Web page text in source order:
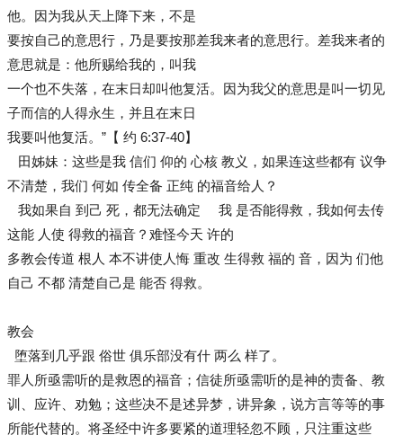
他。因为我从天上降下来，不是
要按⾃⼰的意思⾏，乃是要按那差我来者的意思⾏。差我来者的
意思就是：他所赐给我的，叫我
⼀个也不失落，在末⽇却叫他复活。因为我⽗的意思是叫⼀切⻅
⼦⽽信的⼈得永⽣，并且在末⽇
我要叫他复活。”【 约 6:37-40】
田姊妹：这些是我 信们 仰的 ⼼核 教义，如果连这些都有 议争
不清楚，我们 何如 传全备 正纯 的福⾳给⼈？
我如果⾃ 到⼰ 死，都⽆法确定 我 是否能得救，我如何去传
这能 ⼈使 得救的福⾳？难怪今天 许的
多教会传道 根⼈ 本不讲使⼈悔 重改 ⽣得救 福的 ⾳，因为 们他
⾃⼰ 不都 清楚⾃⼰是 能否 得救。
教会
堕落到⼏乎跟 俗世 俱乐部没有什 两么 样了。
罪人所亟需听的是救恩的福音；信徒所亟需听的是神的责备、教
训、应许、劝勉；这些决不是述异梦，讲异象，说方言等等的事
所能代替的。将圣经中许多要紧的道理轻忽不顾，只注重这些